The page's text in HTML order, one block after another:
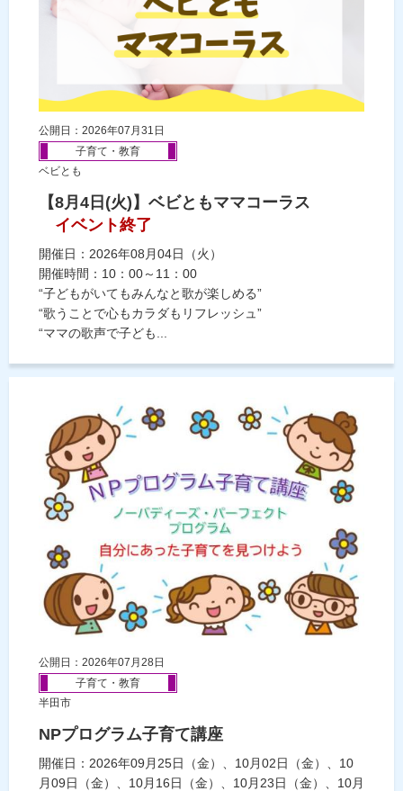
公開日：2026年07月31日
子育て・教育
ベビとも
【8月4日(火)】ベビともママコーラス
イベント終了
開催日：2026年08月04日（火）
開催時間：10：00～11：00
“子どもがいてもみんなと歌が楽しめる”
“歌うことで心もカラダもリフレッシュ”
“ママの歌声で子ども...
公開日：2026年07月28日
子育て・教育
半田市
NPプログラム子育て講座
開催日：2026年09月25日（金）、10月02日（金）、10
月09日（金）、10月16日（金）、10月23日（金）、10月